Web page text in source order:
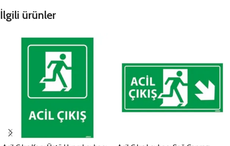
İlgili ürünler